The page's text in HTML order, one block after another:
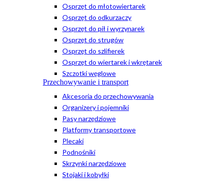
Osprzęt do młotowiertarek
Osprzęt do odkurzaczy
Osprzęt do pił i wyrzynarek
Osprzęt do strugów
Osprzęt do szlifierek
Osprzęt do wiertarek i wkrętarek
Szczotki węglowe
Przechowywanie i transport
Akcesoria do przechowywania
Organizery i pojemniki
Pasy narzędziowe
Platformy transportowe
Plecaki
Podnośniki
Skrzynki narzędziowe
Stojaki i kobyłki